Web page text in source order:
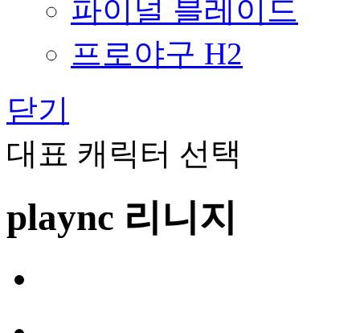
파이널 블레이드
프로야구 H2
닫기
대표 캐릭터 선택
plaync 리니지